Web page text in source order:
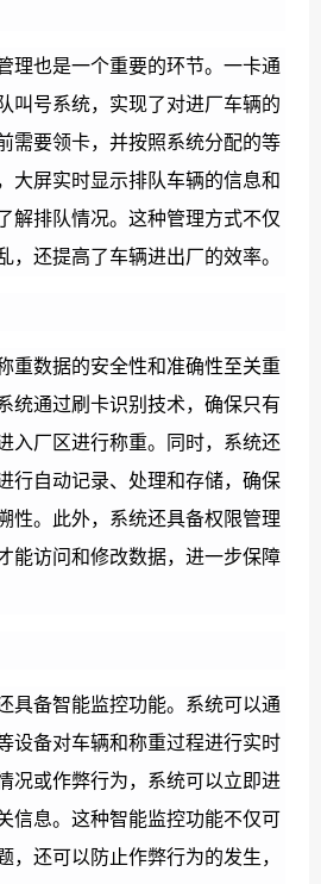
理也是一个重要的环节。一卡通
叫号系统，实现了对进厂车辆的
需要领卡，并按照系统分配的等
大屏实时显示排队车辆的信息和
解排队情况。这种管理方式不仅
，还提高了车辆进出厂的效率。
重数据的安全性和准确性至关重
统通过刷卡识别技术，确保只有
入厂区进行称重。同时，系统还
行自动记录、处理和存储，确保
性。此外，系统还具备权限管理
能访问和修改数据，进一步保障
具备智能监控功能。系统可以通
设备对车辆和称重过程进行实时
况或作弊行为，系统可以立即进
信息。这种智能监控功能不仅可
，还可以防止作弊行为的发生，